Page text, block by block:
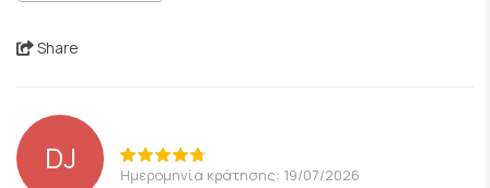
Share
DJ Ημερομηνία κράτησης: 19/07/2026